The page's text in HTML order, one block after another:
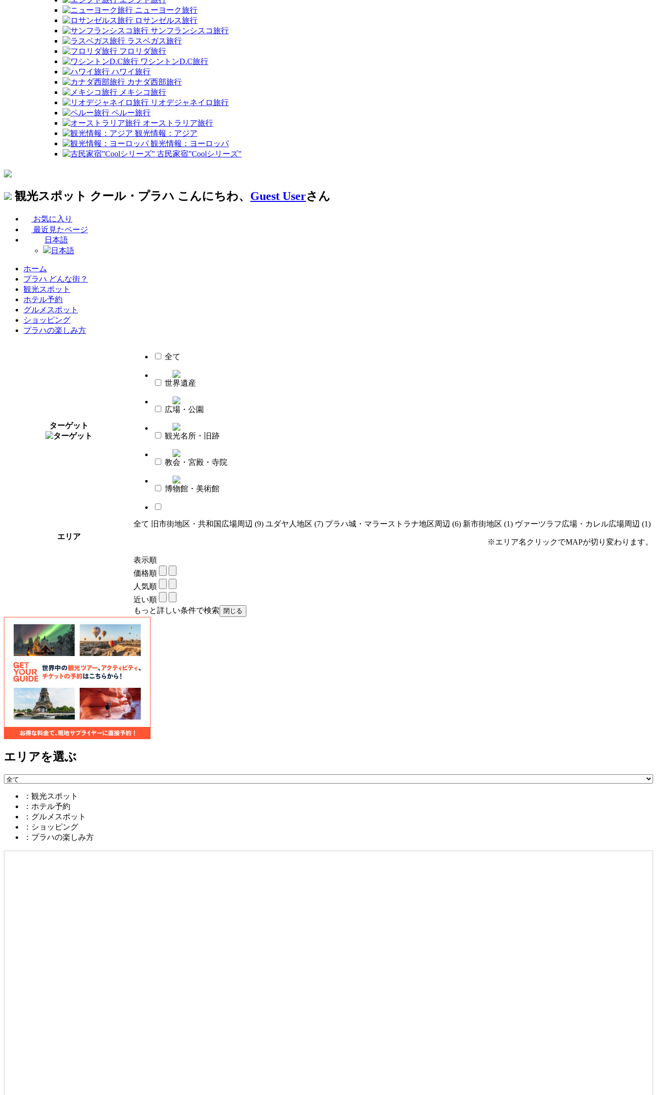
ニューヨーク旅行
ロサンゼルス旅行
サンフランシスコ旅行
ラスベガス旅行
フロリダ旅行
ワシントンD.C旅行
ハワイ旅行
カナダ西部旅行
メキシコ旅行
リオデジャネイロ旅行
ペルー旅行
オーストラリア旅行
観光情報：アジア
観光情報：ヨーロッパ
古民家宿”Coolシリーズ”
観光スポット クール・プラハ こんにちわ、 Guest Userさん
お気に入り
最近見たページ
日本語
日本語
ホーム
プラハ どんな街？
観光スポット
ホテル予約
グルメスポット
ショッピング
プラハの楽しみ方
ターゲット
全て
世界遺産
広場・公園
観光名所・旧跡
教会・宮殿・寺院
博物館・美術館
エリア
全て 旧市街地区・共和国広場周辺 (9) ユダヤ人地区 (7) プラハ城・マラーストラナ地区周辺 (6) 新市街地区 (1) ヴァーツラフ広場・カレル広場周辺 (1)
※エリア名クリックでMAPが切り変わります。
表示順
価格順
人気順
近い順
もっと詳しい条件で検索
エリアを選ぶ
：観光スポット
：ホテル予約
：グルメスポット
：ショッピング
：プラハの楽しみ方